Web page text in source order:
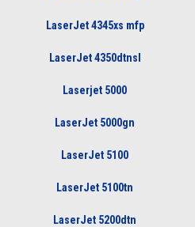
LaserJet 4345xs mfp
LaserJet 4350dtnsl
Laserjet 5000
LaserJet 5000gn
LaserJet 5100
LaserJet 5100tn
LaserJet 5200dtn